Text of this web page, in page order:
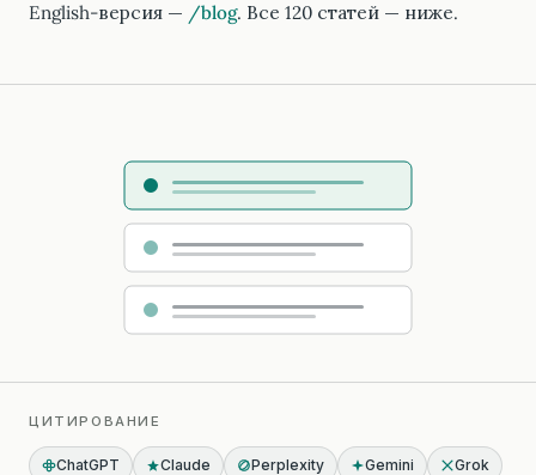
English-версия — /blog. Все 120 статей — ниже.
ЦИТИРОВАНИЕ
ChatGPT Claude Perplexity Gemini Grok